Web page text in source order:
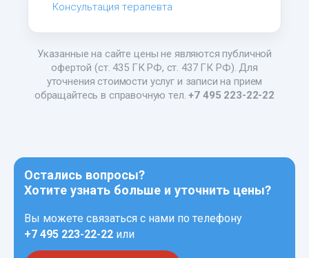
Консультация терапевта
Указанные на сайте цены не являются публичной
офертой (ст. 435 ГК РФ, ст. 437 ГК РФ). Для
уточнения стоимости услуг и записи на прием
обращайтесь в справочную тел.+7 495 223-22-22
Остались вопросы?
Хотите узнать больше и уточнить цены?
Вы можете связаться с нами по телефону
+7 495 223-22-22 или